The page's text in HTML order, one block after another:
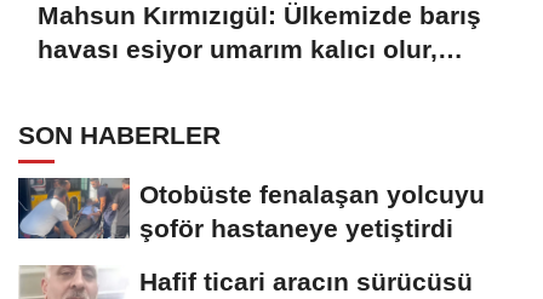
Mahsun Kırmızıgül: Ülkemizde barış
havası esiyor umarım kalıcı olur,
SON HABERLER
Otobüste fenalaşan yolcuyu
şoför hastaneye yetiştirdi
Hafif ticari aracın sürücüsü